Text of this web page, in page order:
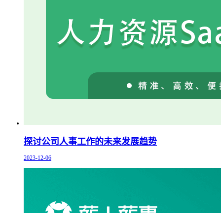
探讨公司人事工作的未来发展趋势
2023-12-06